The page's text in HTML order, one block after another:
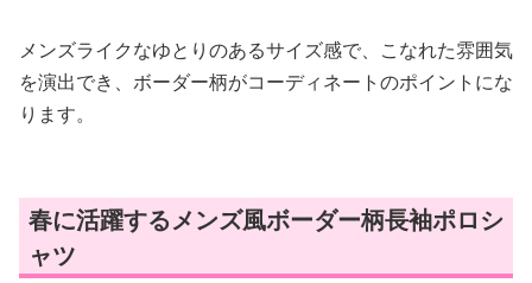
メンズライクなゆとりのあるサイズ感で、こなれた雰囲気
を演出でき、ボーダー柄がコーディネートのポイントにな
ります。
春に活躍するメンズ風ボーダー柄長袖ポロシ
ャツ